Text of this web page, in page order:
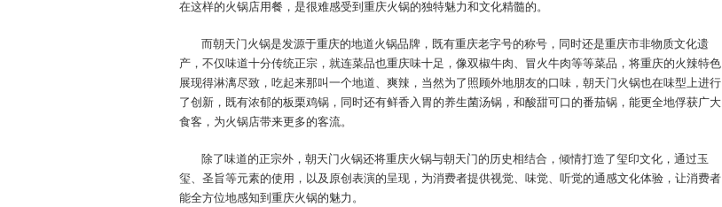
在这样的火锅店用餐，是很难感受到重庆火锅的独特魅力和文化精髓的。
而朝天门火锅是发源于重庆的地道火锅品牌，既有重庆老字号的称号，同时还是重庆市非物质文化遗
产，不仅味道十分传统正宗，就连菜品也重庆味十足，像双椒牛肉、冒火牛肉等等菜品，将重庆的火辣特色
展现得淋漓尽致，吃起来那叫一个地道、爽辣，当然为了照顾外地朋友的口味，朝天门火锅也在味型上进行
了创新，既有浓郁的板栗鸡锅，同时还有鲜香入胃的养生菌汤锅，和酸甜可口的番茄锅，能更全地俘获广大
食客，为火锅店带来更多的客流。
除了味道的正宗外，朝天门火锅还将重庆火锅与朝天门的历史相结合，倾情打造了玺印文化，通过玉
玺、圣旨等元素的使用，以及原创表演的呈现，为消费者提供视觉、味觉、听觉的通感文化体验，让消费者
能全方位地感知到重庆火锅的魅力。